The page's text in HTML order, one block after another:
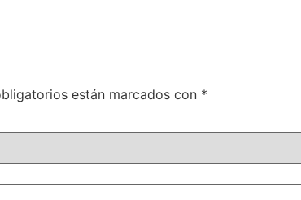
están marcados con *